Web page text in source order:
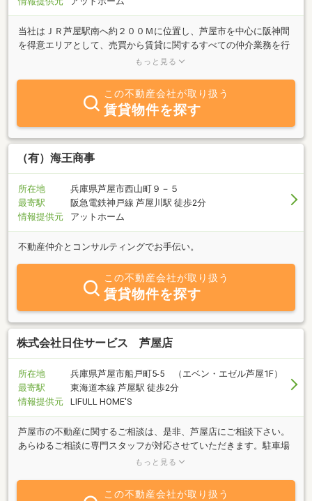
当社はＪＲ芦屋駅南へ約２００Ｍに位置し、芦屋市を中心に阪神間
を得意エリアとして、売買から賃貸に関するすべての仲介業務を行
っております。又生活至便に至るまでトータルにサポート致しま
もっと見る
この不動産会社が取り扱う
賃貸物件を探す
（有）海王商事
所在地
兵庫県芦屋市西山町９－５
最寄駅
阪急電鉄神戸線 芦屋川駅 徒歩2分
情報提供元
アットホーム
不動産仲介とコンサルティングでお手伝い。
この不動産会社が取り扱う
賃貸物件を探す
株式会社日住サービス 芦屋店
所在地
兵庫県芦屋市船戸町5-5 （エベン・エゼル芦屋1F）
最寄駅
東海道本線 芦屋駅 徒歩2分
情報提供元
LIFULL HOME'S
芦屋市の不動産に関するご相談は、是非、芦屋店にご相談下さい。
あらゆるご相談に専門スタッフが対応させていただきます。駐車場
は店舗西側のタイムズをご利用ください。パーキングチケットをお
もっと見る
この不動産会社が取り扱う